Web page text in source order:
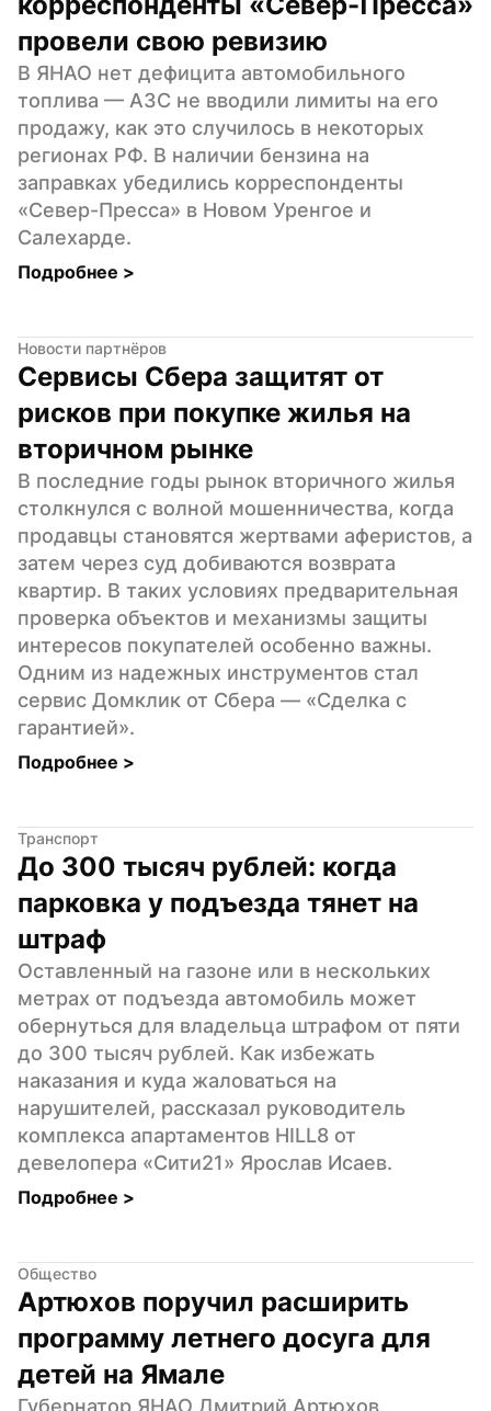
провели свою ревизию
В ЯНАО нет дефицита автомобильного
топлива — АЗС не вводили лимиты на его
продажу, как это случилось в некоторых
регионах РФ. В наличии бензина на
заправках убедились корреспонденты
«Север-Пресса» в Новом Уренгое и
Салехарде.
Подробнее >
Новости партнёров
Сервисы Сбера защитят от
рисков при покупке жилья на
вторичном рынке
В последние годы рынок вторичного жилья
столкнулся с волной мошенничества, когда
продавцы становятся жертвами аферистов, а
затем через суд добиваются возврата
квартир. В таких условиях предварительная
проверка объектов и механизмы защиты
интересов покупателей особенно важны.
Одним из надежных инструментов стал
сервис Домклик от Сбера — «Сделка с
гарантией».
Подробнее >
Транспорт
До 300 тысяч рублей: когда
парковка у подъезда тянет на
штраф
Оставленный на газоне или в нескольких
метрах от подъезда автомобиль может
обернуться для владельца штрафом от пяти
до 300 тысяч рублей. Как избежать
наказания и куда жаловаться на
нарушителей, рассказал руководитель
комплекса апартаментов HILL8 от
девелопера «Сити21» Ярослав Исаев.
Подробнее >
Общество
Артюхов поручил расширить
программу летнего досуга для
детей на Ямале
Губернатор ЯНАО Дмитрий Артюхов